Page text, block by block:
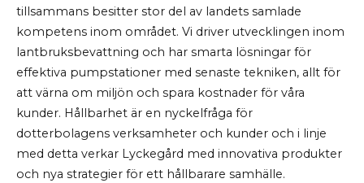
tillsammans besitter stor del av landets samlade
kompetens inom området. Vi driver utvecklingen inom
lantbruksbevattning och har smarta lösningar för
effektiva pumpstationer med senaste tekniken, allt för
att värna om miljön och spara kostnader för våra
kunder. Hållbarhet är en nyckelfråga för
dotterbolagens verksamheter och kunder och i linje
med detta verkar Lyckegård med innovativa produkter
och nya strategier för ett hållbarare samhälle.